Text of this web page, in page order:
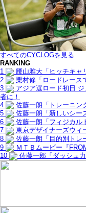
すべてのCYCLOGを見る
RANKING
1
腰山雅大「ヒッチキャ
2
栗村修「ロードレース
3
アジア選ロード初日
者に！
4
佐藤一朗「トレーニン
5
佐藤一朗「新しいシー
6
佐藤一朗「フィジカル
7
東京デザイナーズウィ
8
佐藤一朗「目的別トレ
9
ＭＴＢムービー『
10
佐藤一郎「ダッシュ